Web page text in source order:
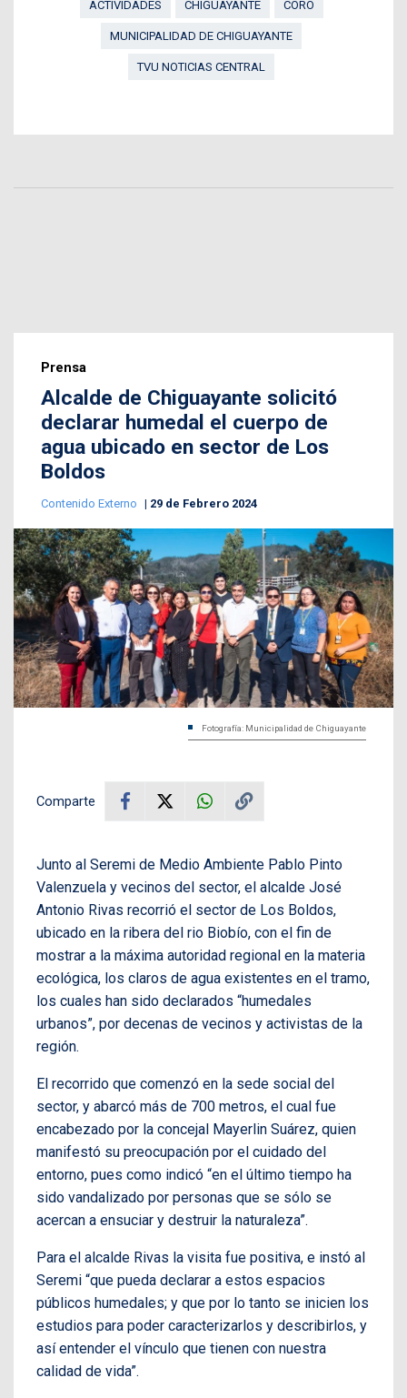
ACTIVIDADES CHIGUAYANTE CORO
MUNICIPALIDAD DE CHIGUAYANTE
TVU NOTICIAS CENTRAL
Prensa
Alcalde de Chiguayante solicitó
declarar humedal el cuerpo de
agua ubicado en sector de Los
Boldos
Contenido Externo 29 de Febrero 2024
Fotografía: Municipalidad de Chiguayante
Comparte
Junto al Seremi de Medio Ambiente Pablo Pinto
Valenzuela y vecinos del sector, el alcalde José
Antonio Rivas recorrió el sector de Los Boldos,
ubicado en la ribera del rio Biobío, con el fin de
mostrar a la máxima autoridad regional en la materia
ecológica, los claros de agua existentes en el tramo,
los cuales han sido declarados “humedales
urbanos”, por decenas de vecinos y activistas de la
región.
El recorrido que comenzó en la sede social del
sector, y abarcó más de 700 metros, el cual fue
encabezado por la concejal Mayerlin Suárez, quien
manifestó su preocupación por el cuidado del
entorno, pues como indicó “en el último tiempo ha
sido vandalizado por personas que se sólo se
acercan a ensuciar y destruir la naturaleza”.
Para el alcalde Rivas la visita fue positiva, e instó al
Seremi “que pueda declarar a estos espacios
públicos humedales; y que por lo tanto se inicien los
estudios para poder caracterizarlos y describirlos, y
así entender el vínculo que tienen con nuestra
calidad de vida”.